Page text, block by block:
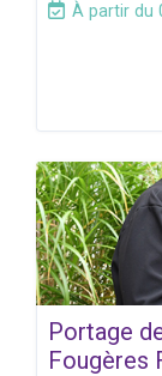
À partir du
Portage
Fougères